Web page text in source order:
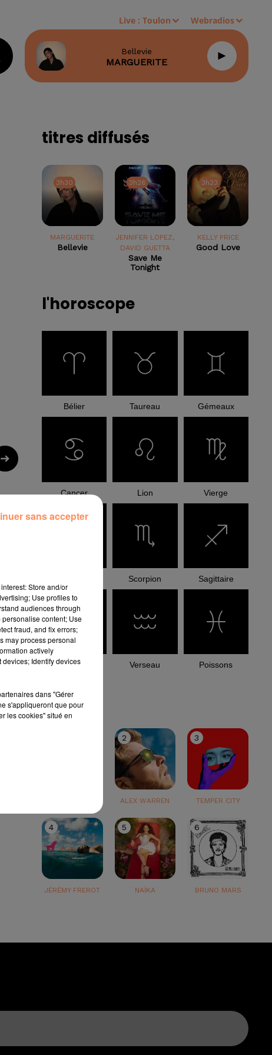
Live :Toulon Webradios
Bellevie
MARGUERITE
titres diffusés
3h30
3h30
MARGUERITE
Bellevie
3h26
3h26
JENNIFER LOPEZ,
DAVID GUETTA
Save Me
Tonight
3h23
3h23
KELLY PRICE
Good Love
l'horoscope
Bélier Taureau Gémeaux
Cancer Lion Vierge
Scorpion Sagittaire
Capricorne Verseau Poissons
le top
2
ALEX WARREN
3
TEMPER CITY
4
JÉRÉMY FREROT
5
NAÏKA
6
BRUNO MARS
Store and/or
Use profiles to
audiences through
content; Use
fraud, and fix errors;
may process personal
actively
Identify devices
dans "Gérer
s'appliqueront que pour
les cookies" situé en
sans accepter